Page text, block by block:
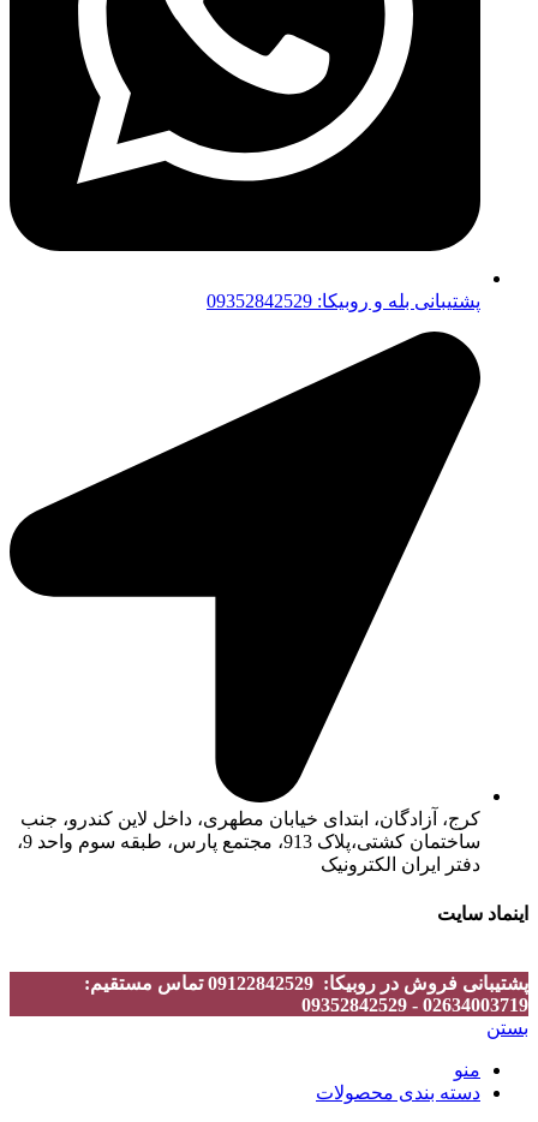
پشتیبانی بله و روبیکا: 09352842529
کرج، آزادگان، ابتدای خیابان مطهری، داخل لاین کندرو، جنب
ساختمان کشتی،پلاک 913، مجتمع پارس، طبقه سوم واحد 9،
دفتر ایران الکترونیک
اینماد سایت
پشتیبانی فروش در روبیکا: 09122842529 تماس مستقیم:
02634003719 - 09352842529
بستن
منو
دسته بندی محصولات